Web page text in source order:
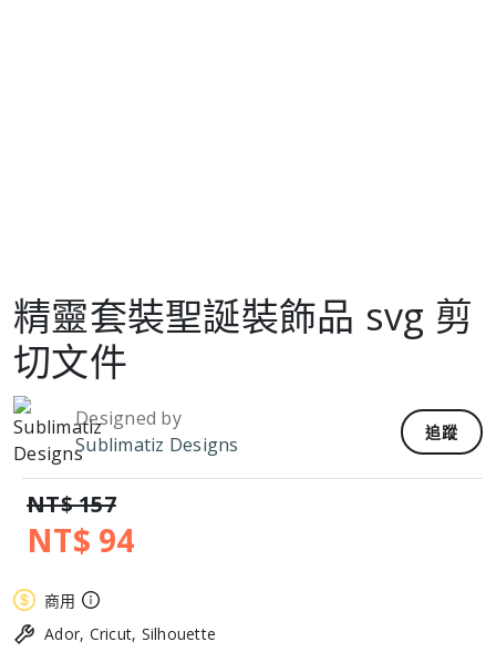
精靈套裝聖誕裝飾品 svg 剪
切文件
Designed by
Sublimatiz Designs
追蹤
NT$ 157
NT$ 94
商用
Ador, Cricut, Silhouette